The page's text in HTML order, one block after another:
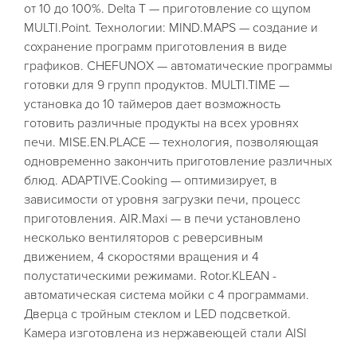
от 10 до 100%. Delta Т — приготовление со щупом
MULTI.Point. Технологии: MIND.MAPS — создание и
сохранение программ приготовления в виде
графиков. CHEFUNOX — автоматические программы
готовки для 9 групп продуктов. MULTI.TIME —
установка до 10 таймеров дает возможность
готовить различные продукты на всех уровнях
печи. MISE.EN.PLACE — технология, позволяющая
одновременно закончить приготовление различных
блюд. ADAPTIVE.Cooking — оптимизирует, в
зависимости от уровня загрузки печи, процесс
приготовления. AIR.Maxi — в печи установлено
несколько вентиляторов с реверсивным
движением, 4 скоростями вращения и 4
полустатическими режимами. Rotor.KLEAN -
автоматическая система мойки с 4 программами.
Дверца с тройным стеклом и LED подсветкой.
Камера изготовлена из нержавеющей стали AISI